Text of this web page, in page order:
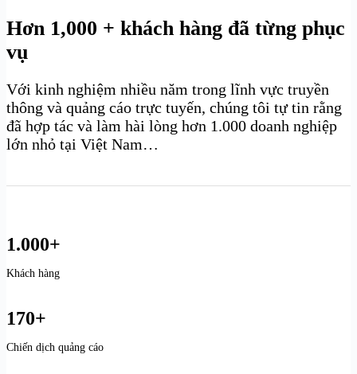
Hơn 1,000 + khách hàng đã từng phục
vụ
Với kinh nghiệm nhiều năm trong lĩnh vực truyền
thông và quảng cáo trực tuyến, chúng tôi tự tin rằng
đã hợp tác và làm hài lòng hơn 1.000 doanh nghiệp
lớn nhỏ tại Việt Nam…
1.000+
Khách hàng
170+
Chiến dịch quảng cáo